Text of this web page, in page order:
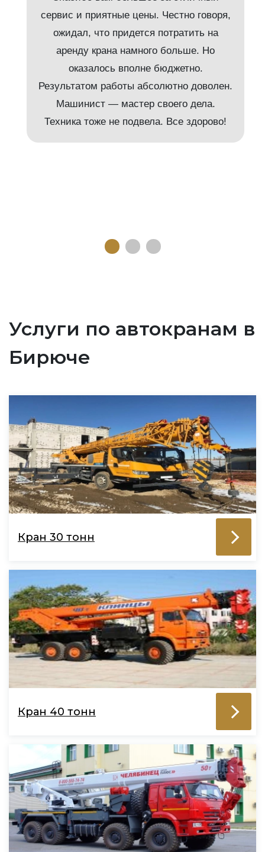
сервис и приятные цены. Честно говоря,
ожидал, что придется потратить на
аренду крана намного больше. Но
оказалось вполне бюджетно.
Результатом работы абсолютно доволен.
Машинист — мастер своего дела.
Техника тоже не подвела. Все здорово!
Услуги по автокранам в
Бирюче
Кран 30 тонн
Кран 40 тонн